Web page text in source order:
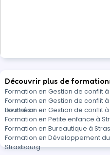
Découvrir plus de
Formation en Gestion de conflit
Formation en Gestion de conflit
Bouthéon
Formation en Gestion de conflit
Formation en Petite enfance à
Formation en Bureautique à
Formation en Développement
Strasbourg